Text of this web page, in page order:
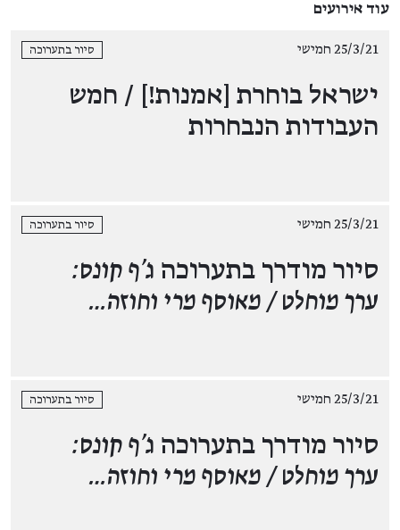
עוד אירועים
25/3/21 חמישי סיור בתערוכה
ישראל בוחרת [אמנות!] / חמש
העבודות הנבחרות
25/3/21 חמישי סיור בתערוכה
סיור מודרך בתערוכה ג'ף קונס:
ערך מוחלט / מאוסף מרי וחוזה…
25/3/21 חמישי סיור בתערוכה
סיור מודרך בתערוכה ג'ף קונס:
ערך מוחלט / מאוסף מרי וחוזה…